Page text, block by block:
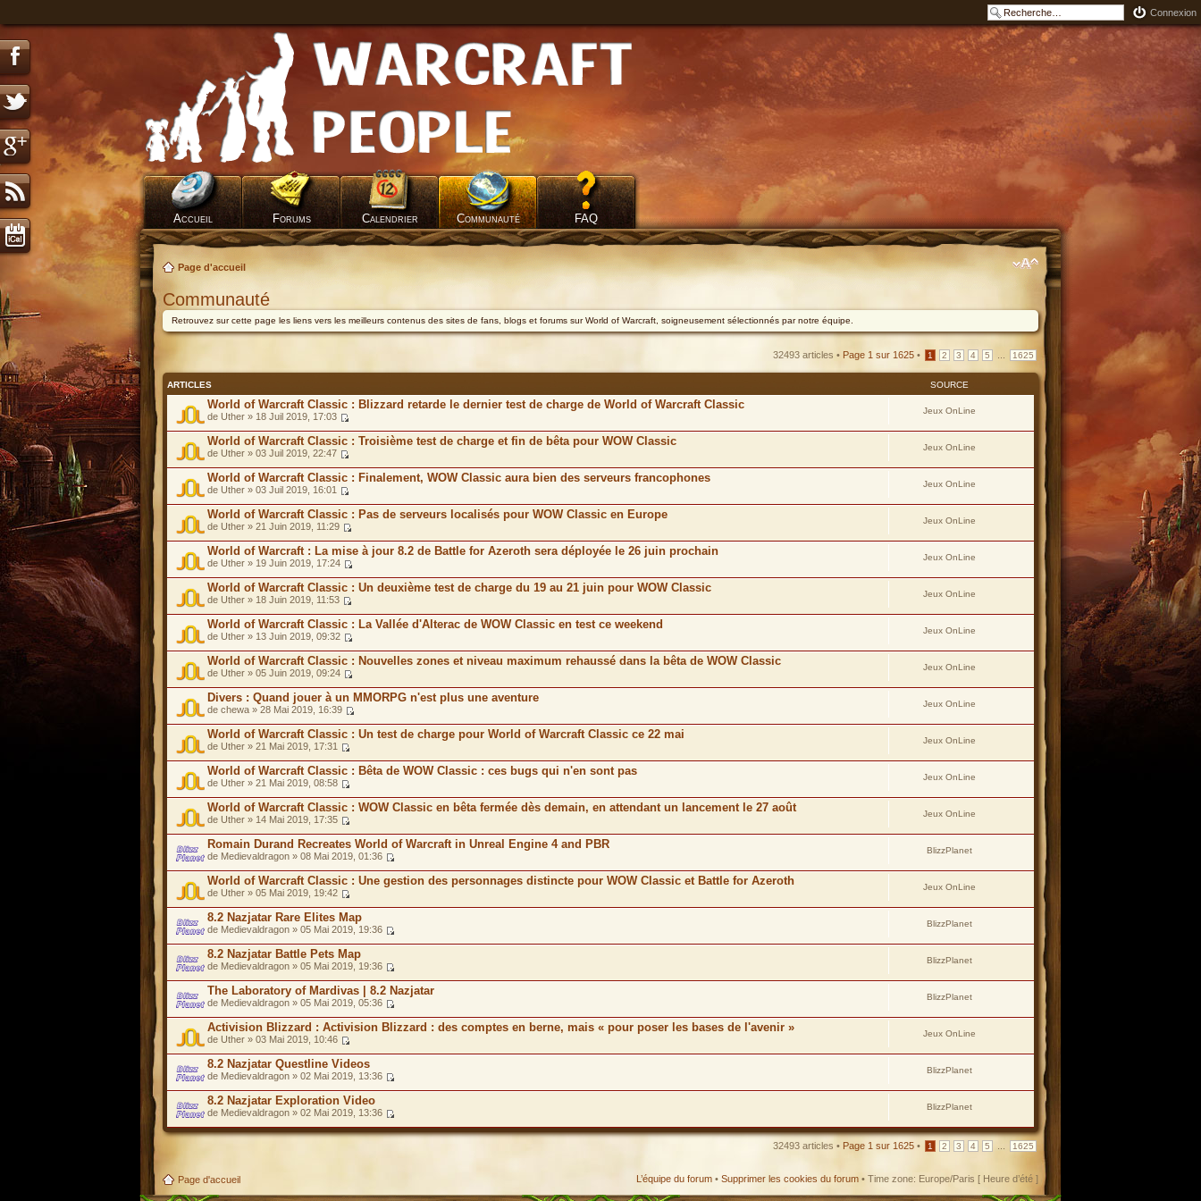
Connexion
Accueil Forums Calendrier Communauté FAQ
Page d'accueil
Communauté
Retrouvez sur cette page les liens vers les meilleurs contenus des sites de fans, blogs et forums sur World of Warcraft, soigneusement sélectionnés par notre équipe.
32493 articles • Page 1 sur 1625 • 1 2 3 4 5 1625
ARTICLES SOURCE
World of Warcraft Classic : Blizzard retarde le dernier test de charge de World of Warcraft Classic
de Uther » 18 Juil 2019, 17:03
Jeux OnLine
World of Warcraft Classic : Troisième test de charge et fin de bêta pour WOW Classic
de Uther » 03 Juil 2019, 22:47
Jeux OnLine
World of Warcraft Classic : Finalement, WOW Classic aura bien des serveurs francophones
de Uther » 03 Juil 2019, 16:01
Jeux OnLine
World of Warcraft Classic : Pas de serveurs localisés pour WOW Classic en Europe
de Uther » 21 Juin 2019, 11:29
Jeux OnLine
World of Warcraft : La mise à jour 8.2 de Battle for Azeroth sera déployée le 26 juin prochain
de Uther » 19 Juin 2019, 17:24
Jeux OnLine
World of Warcraft Classic : Un deuxième test de charge du 19 au 21 juin pour WOW Classic
de Uther » 18 Juin 2019, 11:53
Jeux OnLine
World of Warcraft Classic : La Vallée d'Alterac de WOW Classic en test ce weekend
de Uther » 13 Juin 2019, 09:32
Jeux OnLine
World of Warcraft Classic : Nouvelles zones et niveau maximum rehaussé dans la bêta de WOW Classic
de Uther » 05 Juin 2019, 09:24
Jeux OnLine
Divers : Quand jouer à un MMORPG n'est plus une aventure
de chewa » 28 Mai 2019, 16:39
Jeux OnLine
World of Warcraft Classic : Un test de charge pour World of Warcraft Classic ce 22 mai
de Uther » 21 Mai 2019, 17:31
Jeux OnLine
World of Warcraft Classic : Bêta de WOW Classic : ces bugs qui n'en sont pas
de Uther » 21 Mai 2019, 08:58
Jeux OnLine
World of Warcraft Classic : WOW Classic en bêta fermée dès demain, en attendant un lancement le 27 août
de Uther » 14 Mai 2019, 17:35
Jeux OnLine
Romain Durand Recreates World of Warcraft in Unreal Engine 4 and PBR
de Medievaldragon » 08 Mai 2019, 01:36
BlizzPlanet
World of Warcraft Classic : Une gestion des personnages distincte pour WOW Classic et Battle for Azeroth
de Uther » 05 Mai 2019, 19:42
Jeux OnLine
8.2 Nazjatar Rare Elites Map
de Medievaldragon » 05 Mai 2019, 19:36
BlizzPlanet
8.2 Nazjatar Battle Pets Map
de Medievaldragon » 05 Mai 2019, 19:36
BlizzPlanet
The Laboratory of Mardivas | 8.2 Nazjatar
de Medievaldragon » 05 Mai 2019, 05:36
BlizzPlanet
Activision Blizzard : Activision Blizzard : des comptes en berne, mais « pour poser les bases de l'avenir »
de Uther » 03 Mai 2019, 10:46
Jeux OnLine
8.2 Nazjatar Questline Videos
de Medievaldragon » 02 Mai 2019, 13:36
BlizzPlanet
8.2 Nazjatar Exploration Video
de Medievaldragon » 02 Mai 2019, 13:36
BlizzPlanet
32493 articles • Page 1 sur 1625 • 1 2 3 4 5 1625
Page d'accueil L’équipe du forum • Supprimer les cookies du forum • Time zone: Europe/Paris [ Heure d’été ]